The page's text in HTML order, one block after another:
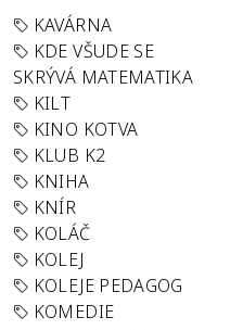
KAVÁRNA
KDE VŠUDE SE
SKRÝVÁ MATEMATIKA
KILT
KINO KOTVA
KLUB K2
KNIHA
KNÍR
KOLÁČ
KOLEJ
KOLEJE PEDAGOG
KOMEDIE